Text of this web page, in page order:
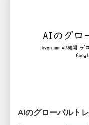
AIのグローバルト